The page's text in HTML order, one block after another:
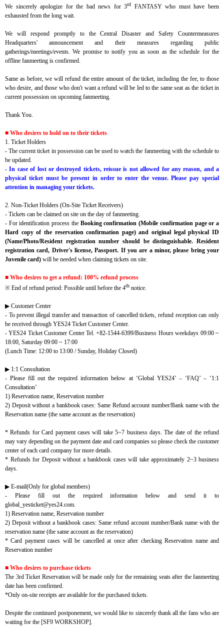
We sincerely apologize for the bad news for 3rd
FANTASY who must have been
exhausted from the long wait.
We will respond promptly to the Central Disaster and Safety Countermeasures
Headquarters' announcement and their measures regarding public
gatherings/meetings/events. We promise to notify you as soon as the schedule for the
offline fanmeeting is confirmed.
Same as before, we will refund the entire amount of the ticket, including the fee, to those
who desire, and those who don't want a refund will be led to the same seat as the ticket in
current possession on upcoming fanmeeting.
Thank You.
■ Who desires to hold on to their tickets
1. Ticket Holders
- The current ticket in possession can be used to watch the fanmeeting with the schedule to
be updated.
- In case of lost or destroyed tickets, reissue is not allowed for any reason, and a
physical ticket must be present in order to enter the venue. Please pay special
attention in managing your tickets.
2. Non-Ticket Holders (On-Site Ticket Receivers)
- Tickets can be claimed on site on the day of fanmeeting.
- For identification process the Booking confirmation (Mobile confirmation page or a
Hard copy of the reservation confirmation page) and original legal physical ID
(Name/Photo/Resident registration number should be distinguishable. Resident
registration card, Driver's license, Passport. If you are a minor, please bring your
Juvenile card) will be needed when claiming tickets on site.
■ Who desires to get a refund: 100% refund process
※ End of refund period: Possible until before the 4th notice.
▶ Customer Center
- To prevent illegal transfer and transaction of cancelled tickets, refund reception can only
be received through YES24 Ticket Customer Center.
- YES24 Ticket Customer Center Tel. +82-1544-6399/Business Hours weekdays 09:00 ~
18:00, Saturday 09:00 ~ 17:00
(Lunch Time: 12:00 to 13:00 / Sunday, Holiday Closed)
▶ 1:1 Consultation
- Please fill out the required information below at ‘Global YES24’ – ‘FAQ’ – ‘1:1
Consultation’
1) Reservation name, Reservation number
2) Deposit without a bankbook cases: Same Refund account number/Bank name with the
Reservation name (the same account as the reservation)
* Refunds for Card payment cases will take 5~7 business days. The date of the refund
may vary depending on the payment date and card companies so please check the customer
center of each card company for more details.
* Refunds for Deposit without a bankbook cases will take approximately 2~3 business
days.
▶ E-mail(Only for global members)
- Please fill out the required information below and send it to
global_yesticket@yes24.com.
1) Reservation name, Reservation number
2) Deposit without a bankbook cases: Same refund account number/Bank name with the
reservation name (the same account as the reservation)
* Card payment cases will be cancelled at once after checking Reservation name and
Reservation number
■ Who desires to purchase tickets
The 3rd Ticket Reservation will be made only for the remaining seats after the fanmeeting
date has been confirmed.
*Only on-site receipts are available for the purchased tickets.
Despite the continued postponement, we would like to sincerely thank all the fans who are
waiting for the [SF9 WORKSHOP].